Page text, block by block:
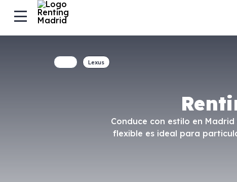
Conduce con estilo en
flexible es ideal para
Lexus